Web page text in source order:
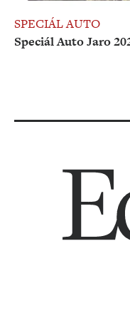
SPECIÁL AUTO
Speciál Auto Jaro